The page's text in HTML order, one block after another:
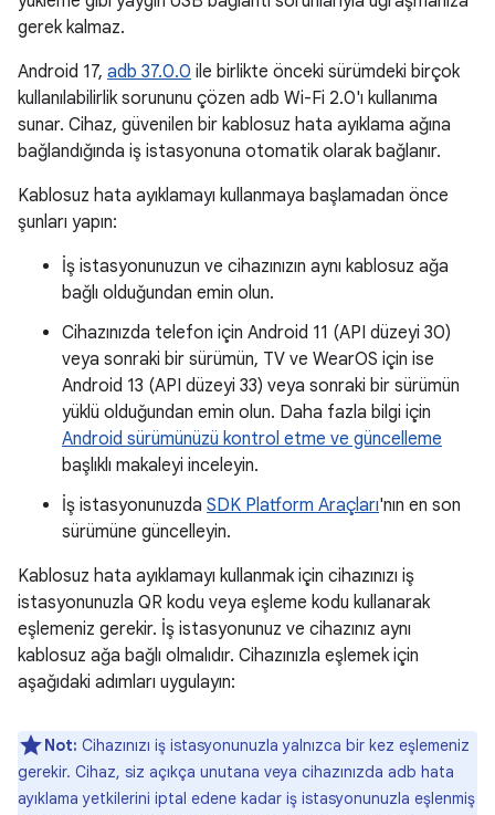
gerek kalmaz.
Android 17, adb 37.0.0 ile birlikte önceki sürümdeki birçok
kullanılabilirlik sorununu çözen adb Wi-Fi 2.0'ı kullanıma
sunar. Cihaz, güvenilen bir kablosuz hata ayıklama ağına
bağlandığında iş istasyonuna otomatik olarak bağlanır.
Kablosuz hata ayıklamayı kullanmaya başlamadan önce
şunları yapın:
İş istasyonunuzun ve cihazınızın aynı kablosuz ağa
bağlı olduğundan emin olun.
Cihazınızda telefon için Android 11 (API düzeyi 30)
veya sonraki bir sürümün, TV ve WearOS için ise
Android 13 (API düzeyi 33) veya sonraki bir sürümün
yüklü olduğundan emin olun. Daha fazla bilgi için
Android sürümünüzü kontrol etme ve güncelleme
başlıklı makaleyi inceleyin.
İş istasyonunuzda SDK Platform Araçları'nın en son
sürümüne güncelleyin.
Kablosuz hata ayıklamayı kullanmak için cihazınızı iş
istasyonunuzla QR kodu veya eşleme kodu kullanarak
eşlemeniz gerekir. İş istasyonunuz ve cihazınız aynı
kablosuz ağa bağlı olmalıdır. Cihazınızla eşlemek için
aşağıdaki adımları uygulayın:
Not: Cihazınızı iş istasyonunuzla yalnızca bir kez eşlemeniz
gerekir. Cihaz, siz açıkça unutana veya cihazınızda adb hata
ayıklama yetkilerini iptal edene kadar iş istasyonunuzla eşlenmiş